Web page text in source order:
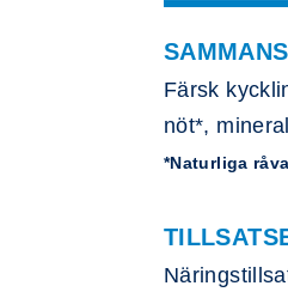
Färsk
nöt*,
*Naturliga